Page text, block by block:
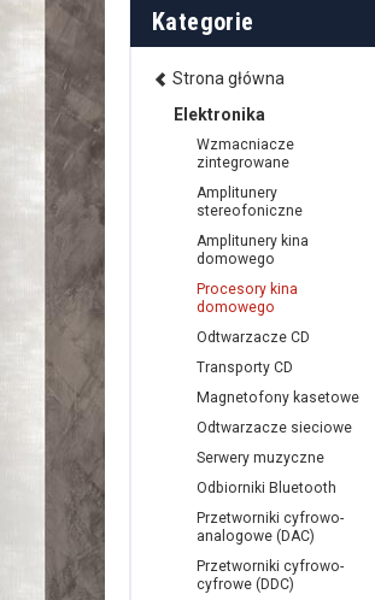
Kategorie
Strona główna
Elektronika
Wzmacniacze
zintegrowane
Amplitunery
stereofoniczne
Amplitunery kina
domowego
Procesory kina
domowego
Odtwarzacze CD
Transporty CD
Magnetofony kasetowe
Odtwarzacze sieciowe
Serwery muzyczne
Odbiorniki Bluetooth
Przetworniki cyfrowo-
analogowe (DAC)
Przetworniki cyfrowo-
cyfrowe (DDC)